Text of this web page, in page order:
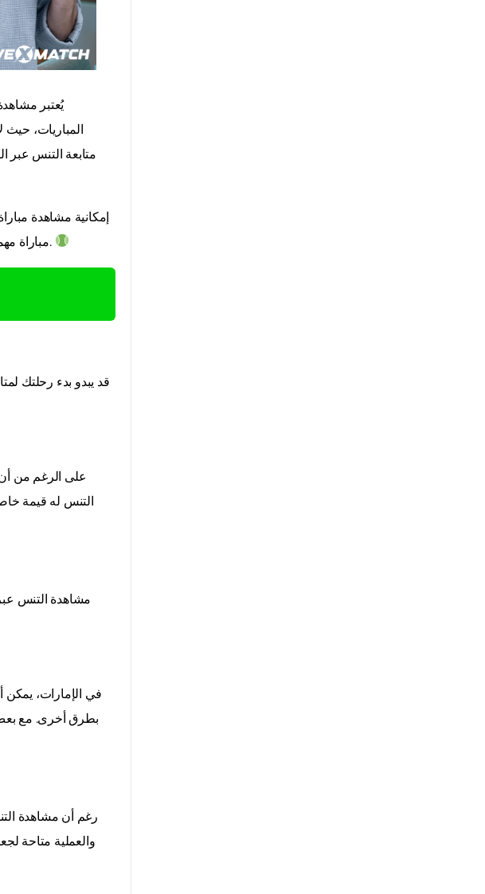
يُعتبر
المباريات،
متابعة التنس عبر
إمكانية مشاهدة
مباراة مهما كنت في الإمارات. والأفضل من ذلك؟ أنت على وشك اكتشاف كيفية القيام بذلك بطريقة عملية وميسرة.
قد يبدو بدء رحلتك
على الرغم من أن
التنس له قيمة
مشاهدة التنس
في الإمارات، يمكن
بطرق أخرى. مع بعض
رغم أن مشاهدة
والعملية متاحة